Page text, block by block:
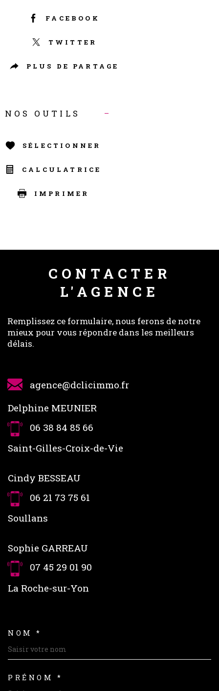
FACEBOOK
TWITTER
PLUS DE PARTAGE
NOS OUTILS
SÉLECTIONNER
CALCULATRICE
IMPRIMER
CONTACTER
L'AGENCE
Remplissez ce formulaire, nous ferons de notre
mieux pour vous répondre dans les meilleurs
délais.
agence@dclicimmo.fr
Delphine MEUNIER
06 38 84 85 66
Saint-Gilles-Croix-de-Vie
Cindy BESSEAU
06 21 73 75 61
Soullans
Sophie GARREAU
07 45 29 01 90
La Roche-sur-Yon
NOM *
PRÉNOM *